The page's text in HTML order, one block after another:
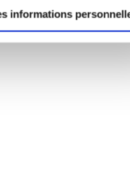
informations